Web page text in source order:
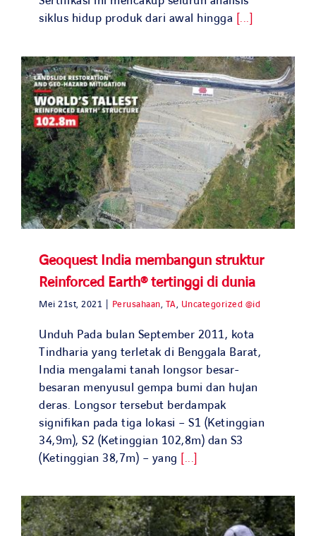
siklus hidup produk dari awal hingga [...]
Geoquest India membangun struktur
Reinforced Earth® tertinggi di dunia
Mei 21st, 2021 Perusahaan, TA, Uncategorized @id
Unduh Pada bulan September 2011, kota
Tindharia yang terletak di Benggala Barat,
India mengalami tanah longsor besar-
besaran menyusul gempa bumi dan hujan
deras. Longsor tersebut berdampak
signifikan pada tiga lokasi – S1 (Ketinggian
34,9m), S2 (Ketinggian 102,8m) dan S3
(Ketinggian 38,7m) – yang [...]